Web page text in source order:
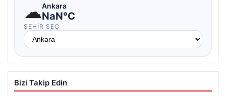
☁Ankara
NaN°C
ŞEHIR SEÇ
Bizi Takip Edin